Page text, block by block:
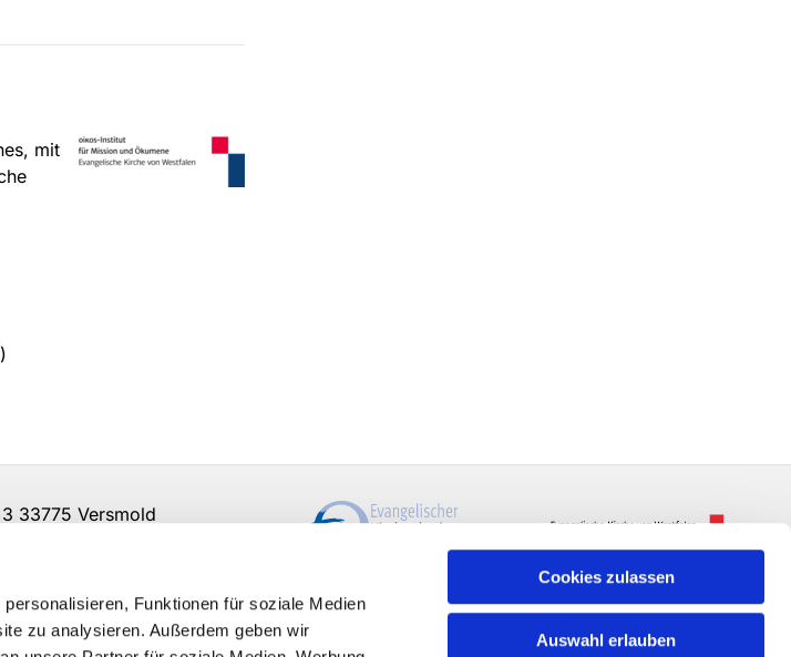
Funktionen für soziale Medien
zu analysieren. Außerdem geben wir
Cookies zulassen
Auswahl erlauben
mit
33775 Versmold